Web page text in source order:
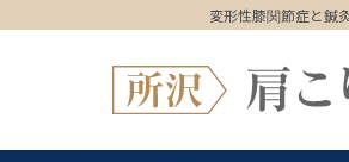
変形性膝関節症と鍼